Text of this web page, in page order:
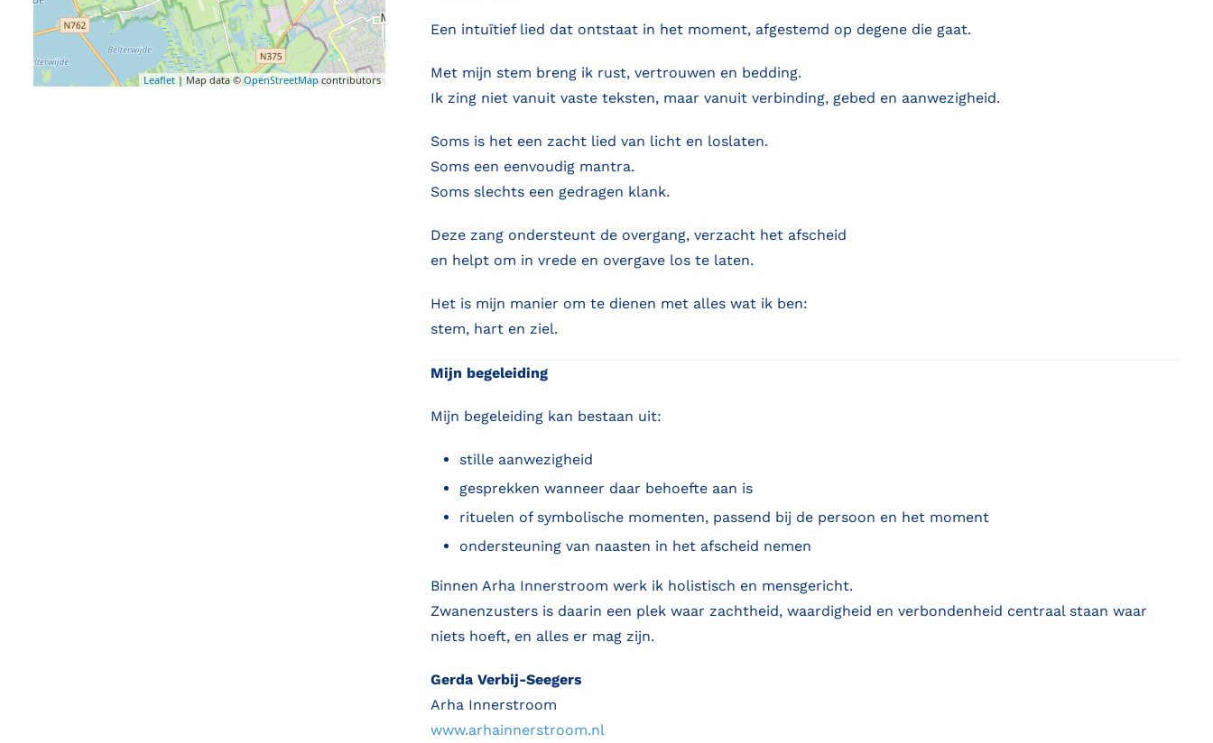
Leaflet| Map data ©OpenStreetMapcontributors
Een intuïtief lied dat ontstaat in het moment, afgestemd op degene die gaat.
Met mijn stem breng ik rust, vertrouwen en bedding.
Ik zing niet vanuit vaste teksten, maar vanuit verbinding, gebed en aanwezigheid.
Soms is het een zacht lied van licht en loslaten.
Soms een eenvoudig mantra.
Soms slechts een gedragen klank.
Deze zang ondersteunt de overgang, verzacht het afscheid
en helpt om in vrede en overgave los te laten.
Het is mijn manier om te dienen met alles wat ik ben:
stem, hart en ziel.
Mijn begeleiding
Mijn begeleiding kan bestaan uit:
stille aanwezigheid
gesprekken wanneer daar behoefte aan is
rituelen of symbolische momenten, passend bij de persoon en het moment
ondersteuning van naasten in het afscheid nemen
Binnen Arha Innerstroom werk ik holistisch en mensgericht.
Zwanenzusters is daarin een plek waar zachtheid, waardigheid en verbondenheid centraal staan waar
niets hoeft, en alles er mag zijn.
Gerda Verbij-Seegers
Arha Innerstroom
www.arhainnerstroom.nl